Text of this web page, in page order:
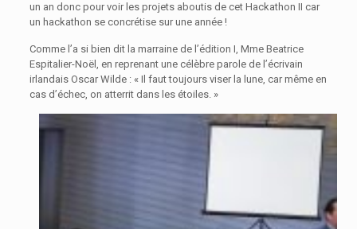
un an donc pour voir les projets aboutis de cet Hackathon II car
un hackathon se concrétise sur une année !
Comme l’a si bien dit la marraine de l’édition I, Mme Beatrice
Espitalier-Noël, en reprenant une célèbre parole de l’écrivain
irlandais Oscar Wilde : « Il faut toujours viser la lune, car même en
cas d’échec, on atterrit dans les étoiles. »